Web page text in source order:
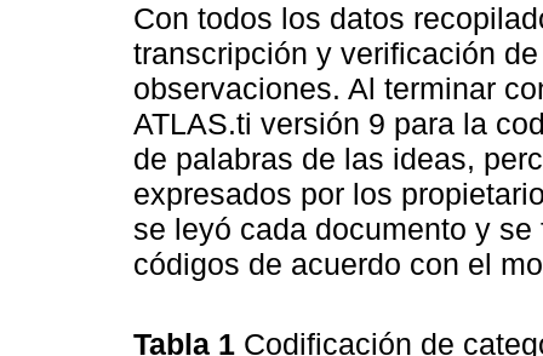
Con todos los datos
transcripción y verificación
observaciones. Al terminar
ATLAS.ti versión 9 para la
de palabras de las ideas,
expresados por los
se leyó cada documento y
códigos de acuerdo con el
Tabla 1 Codificación de